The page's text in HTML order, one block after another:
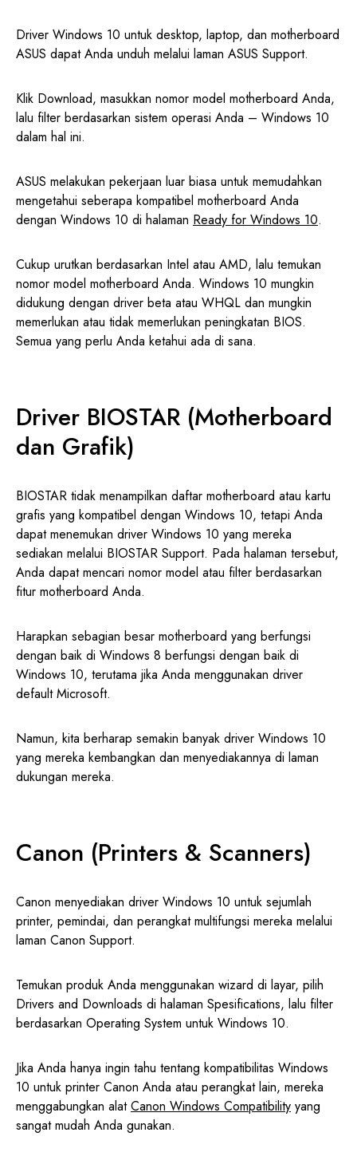
Driver Windows 10 untuk desktop, laptop, dan motherboard
ASUS dapat Anda unduh melalui laman ASUS Support.
Klik Download, masukkan nomor model motherboard Anda,
lalu filter berdasarkan sistem operasi Anda – Windows 10
dalam hal ini.
ASUS melakukan pekerjaan luar biasa untuk memudahkan
mengetahui seberapa kompatibel motherboard Anda
dengan Windows 10 di halaman Ready for Windows 10.
Cukup urutkan berdasarkan Intel atau AMD, lalu temukan
nomor model motherboard Anda. Windows 10 mungkin
didukung dengan driver beta atau WHQL dan mungkin
memerlukan atau tidak memerlukan peningkatan BIOS.
Semua yang perlu Anda ketahui ada di sana.
Driver BIOSTAR (Motherboard
dan Grafik)
BIOSTAR tidak menampilkan daftar motherboard atau kartu
grafis yang kompatibel dengan Windows 10, tetapi Anda
dapat menemukan driver Windows 10 yang mereka
sediakan melalui BIOSTAR Support. Pada halaman tersebut,
Anda dapat mencari nomor model atau filter berdasarkan
fitur motherboard Anda.
Harapkan sebagian besar motherboard yang berfungsi
dengan baik di Windows 8 berfungsi dengan baik di
Windows 10, terutama jika Anda menggunakan driver
default Microsoft.
Namun, kita berharap semakin banyak driver Windows 10
yang mereka kembangkan dan menyediakannya di laman
dukungan mereka.
Canon (Printers & Scanners)
Canon menyediakan driver Windows 10 untuk sejumlah
printer, pemindai, dan perangkat multifungsi mereka melalui
laman Canon Support.
Temukan produk Anda menggunakan wizard di layar, pilih
Drivers and Downloads di halaman Spesifications, lalu filter
berdasarkan Operating System untuk Windows 10.
Jika Anda hanya ingin tahu tentang kompatibilitas Windows
10 untuk printer Canon Anda atau perangkat lain, mereka
menggabungkan alatCanon Windows Compatibility yang
sangat mudah Anda gunakan.